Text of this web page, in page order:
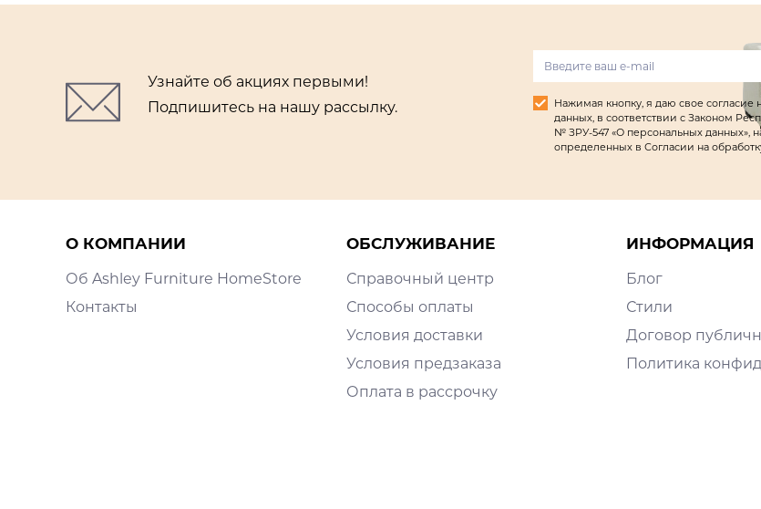
Узнайте об акциях первыми!
Подпишитесь на нашу рассылку.
Нажимая кнопку, я даю свое согласие
данных, в соответствии с Законом
№ ЗРУ-547 «О персональных данных»,
определенных в Согласии на
О КОМПАНИИ
Об Ashley Furniture HomeStore
Контакты
ОБСЛУЖИВАНИЕ
Справочный центр
Способы оплаты
Условия доставки
Условия предзаказа
Оплата в рассрочку
ИНФОРМАЦИЯ
Блог
Стили
Договор
Политика